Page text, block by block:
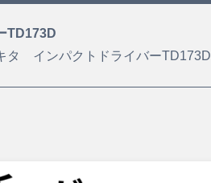
TD173D
タ インパクトドライバーTD173D